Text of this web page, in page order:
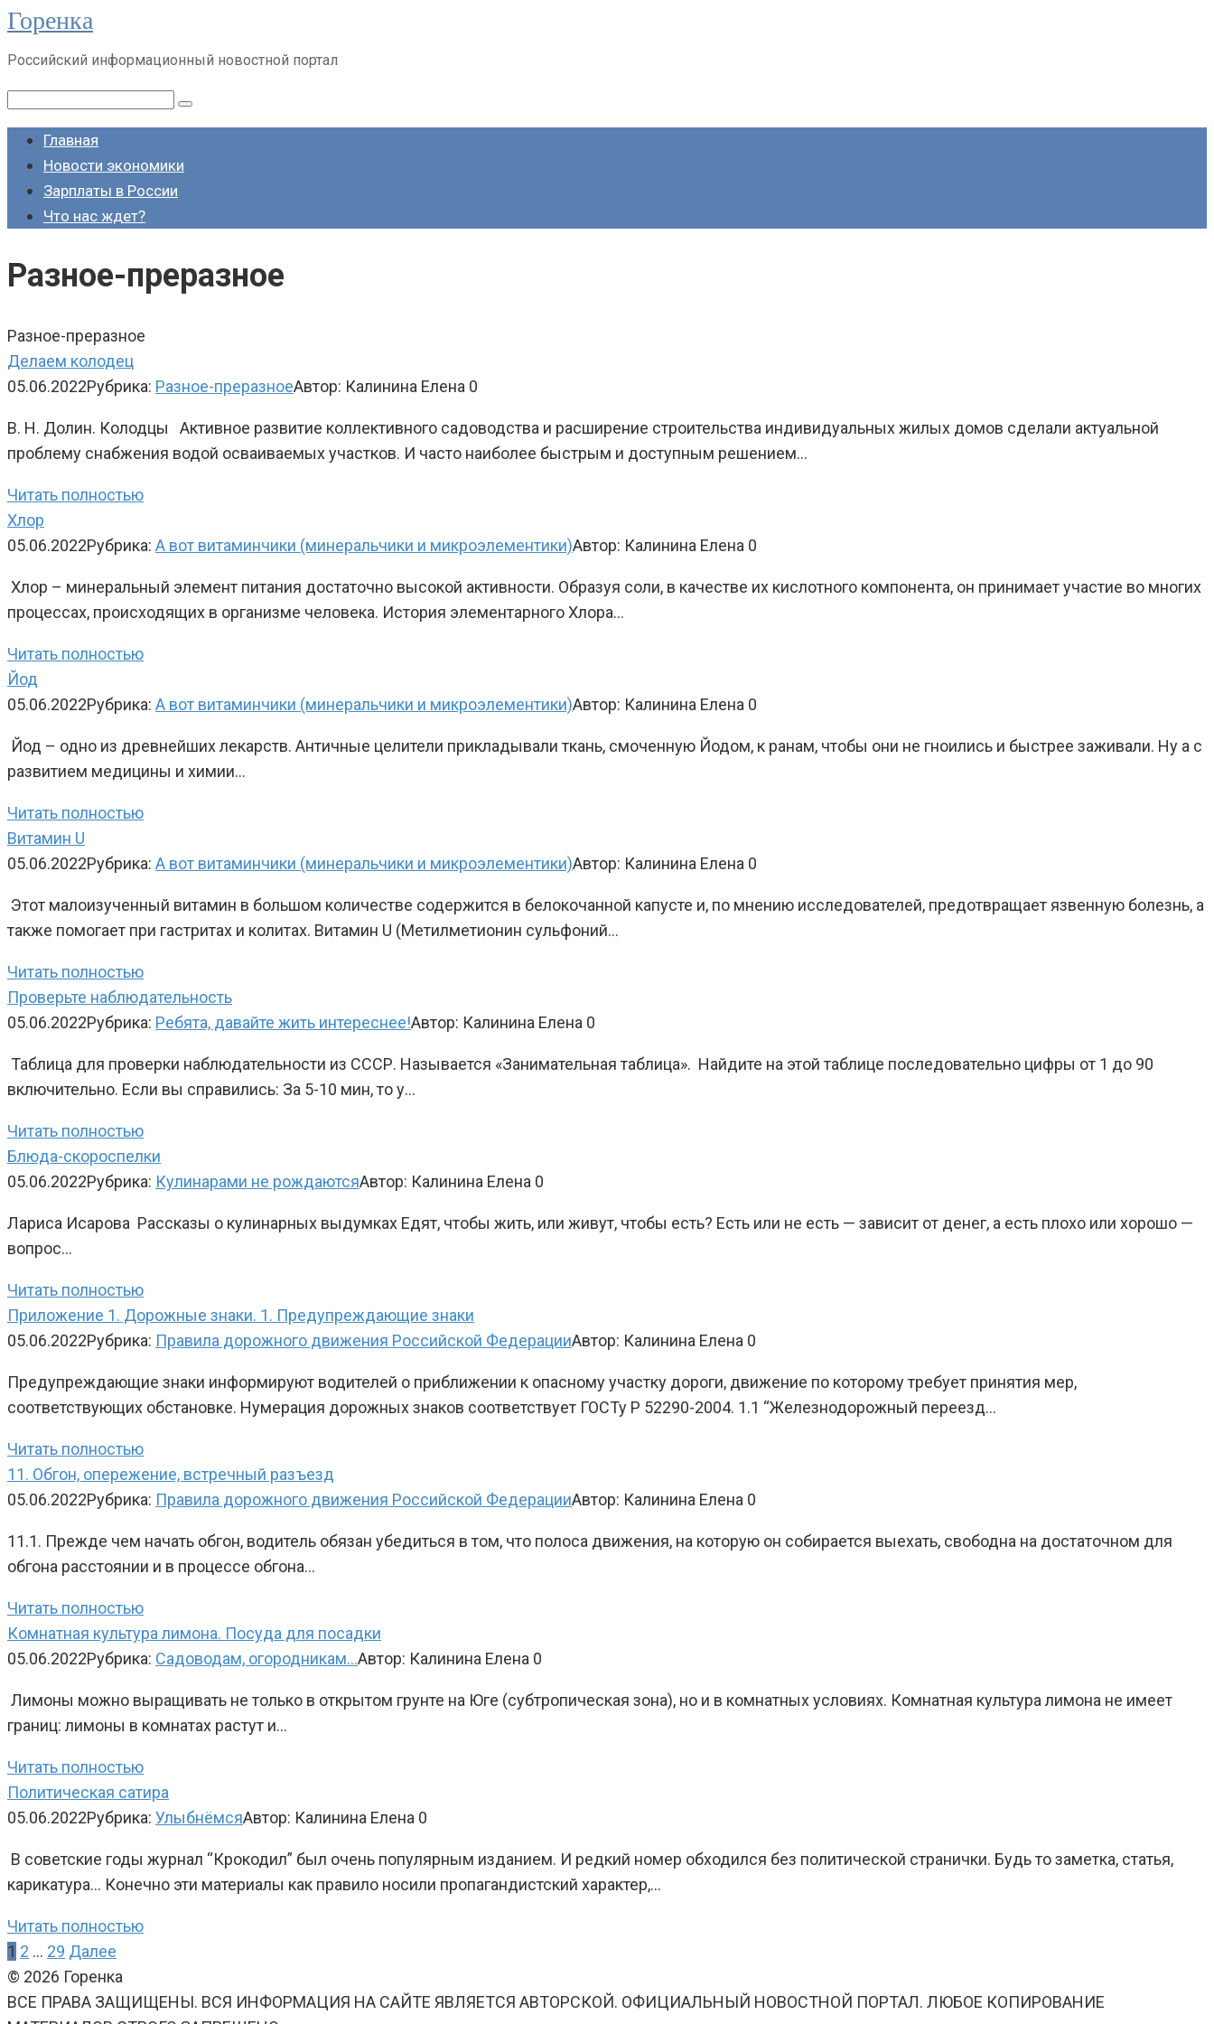
Перейти
контенту
Горенка
Российский информационный новостной портал
Поиск:
Главная
Новости экономики
Зарплаты в России
Что нас ждет?
Разное-преразное
Разное-преразное
Делаем колодец
05.06.2022Рубрика: Разное-преразноеАвтор: Калинина Елена 0
В. Н. Долин. Колодцы Активное развитие коллективного садоводства и расширение строительства индивидуальных жилых домов сделали актуальной
проблему снабжения водой осваиваемых участков. И часто наиболее быстрым и доступным решением…
Читать полностью
Хлор
05.06.2022Рубрика: А вот витаминчики (минеральчики и микроэлементики)Автор: Калинина Елена 0
Хлор – минеральный элемент питания достаточно высокой активности. Образуя соли, в качестве их кислотного компонента, он принимает участие во многих
процессах, происходящих в организме человека. История элементарного Хлора…
Читать полностью
Йод
05.06.2022Рубрика: А вот витаминчики (минеральчики и микроэлементики)Автор: Калинина Елена 0
Йод – одно из древнейших лекарств. Античные целители прикладывали ткань, смоченную Йодом, к ранам, чтобы они не гноились и быстрее заживали. Ну а с
развитием медицины и химии…
Читать полностью
Витамин U
05.06.2022Рубрика: А вот витаминчики (минеральчики и микроэлементики)Автор: Калинина Елена 0
Этот малоизученный витамин в большом количестве содержится в белокочанной капусте и, по мнению исследователей, предотвращает язвенную болезнь, а
также помогает при гастритах и колитах. Витамин U (Метилметионин сульфоний…
Читать полностью
Проверьте наблюдательность
05.06.2022Рубрика: Ребята, давайте жить интереснее!Автор: Калинина Елена 0
Таблица для проверки наблюдательности из СССР. Называется «Занимательная таблица». Найдите на этой таблице последовательно цифры от 1 до 90
включительно. Если вы справились: За 5-10 мин, то у…
Читать полностью
Блюда-скороспелки
05.06.2022Рубрика: Кулинарами не рождаютсяАвтор: Калинина Елена 0
Лариса Исарова Рассказы о кулинарных выдумках Едят, чтобы жить, или живут, чтобы есть? Есть или не есть — зависит от денег, а есть плохо или хорошо —
вопрос…
Читать полностью
Приложение 1. Дорожные знаки. 1. Предупреждающие знаки
05.06.2022Рубрика: Правила дорожного движения Российской ФедерацииАвтор: Калинина Елена 0
Предупреждающие знаки информируют водителей о приближении к опасному участку дороги, движение по которому требует принятия мер,
соответствующих обстановке. Нумерация дорожных знаков соответствует ГОСТу Р 52290-2004. 1.1 “Железнодорожный переезд…
Читать полностью
11. Обгон, опережение, встречный разъезд
05.06.2022Рубрика: Правила дорожного движения Российской ФедерацииАвтор: Калинина Елена 0
11.1. Прежде чем начать обгон, водитель обязан убедиться в том, что полоса движения, на которую он собирается выехать, свободна на достаточном для
обгона расстоянии и в процессе обгона…
Читать полностью
Комнатная культура лимона. Посуда для посадки
05.06.2022Рубрика: Садоводам, огородникам...Автор: Калинина Елена 0
Лимоны можно выращивать не только в открытом грунте на Юге (субтропическая зона), но и в комнатных условиях. Комнатная культура лимона не имеет
границ: лимоны в комнатах растут и…
Читать полностью
Политическая сатира
05.06.2022Рубрика: УлыбнёмсяАвтор: Калинина Елена 0
В советские годы журнал “Крокодил” был очень популярным изданием. И редкий номер обходился без политической странички. Будь то заметка, статья,
карикатура… Конечно эти материалы как правило носили пропагандистский характер,…
Читать полностью
Пагинация
записей
1 2 … 29 Далее
© 2026 Горенка
ВСЕ ПРАВА ЗАЩИЩЕНЫ. ВСЯ ИНФОРМАЦИЯ НА САЙТЕ ЯВЛЯЕТСЯ АВТОРСКОЙ. ОФИЦИАЛЬНЫЙ НОВОСТНОЙ ПОРТАЛ. ЛЮБОЕ КОПИРОВАНИЕ